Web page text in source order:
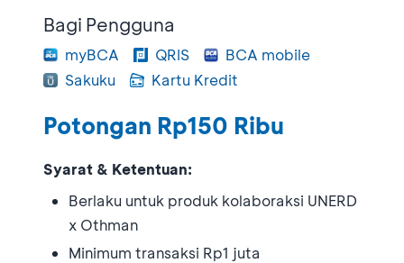
Bagi Pengguna
myBCA QRIS
BCA mobile
Sakuku
Kartu Kredit
Potongan Rp150 Ribu
Syarat & Ketentuan:
Berlaku untuk produk kolaboraksi UNERD
x Othman
Minimum transaksi Rp1 juta